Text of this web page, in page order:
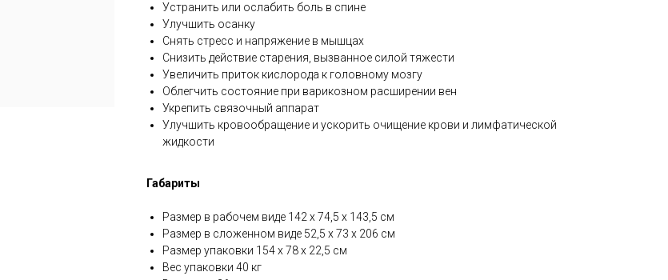
Устранить или ослабить боль в спине
Улучшить осанку
Cнять стресс и напряжение в мышцах
Снизить действие старения, вызванное силой тяжести
Увеличить приток кислорода к головному мозгу
Облегчить состояние при варикозном расширении вен
Укрепить связочный аппарат
Улучшить кровообращение и ускорить очищение крови и лимфатической
жидкости
Габариты
Размер в рабочем виде 142 х 74,5 х 143,5 см
Размер в сложенном виде 52,5 х 73 х 206 см
Размер упаковки 154 х 78 х 22,5 см
Вес упаковки 40 кг